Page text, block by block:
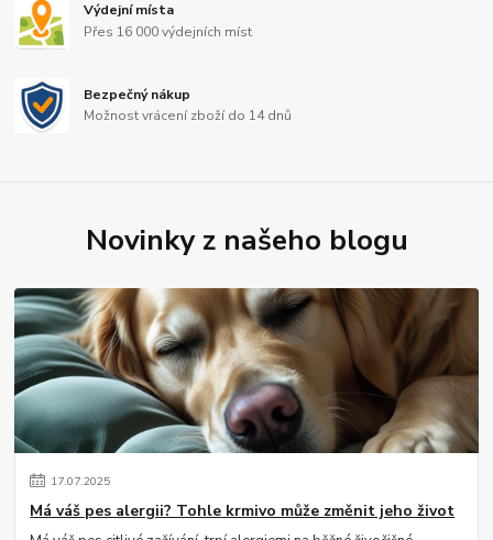
Výdejní místa
Přes 16 000 výdejních míst
Bezpečný nákup
Možnost vrácení zboží do 14 dnů
Novinky z našeho blogu
17.07.2025
Má váš pes alergii? Tohle krmivo může změnit jeho život